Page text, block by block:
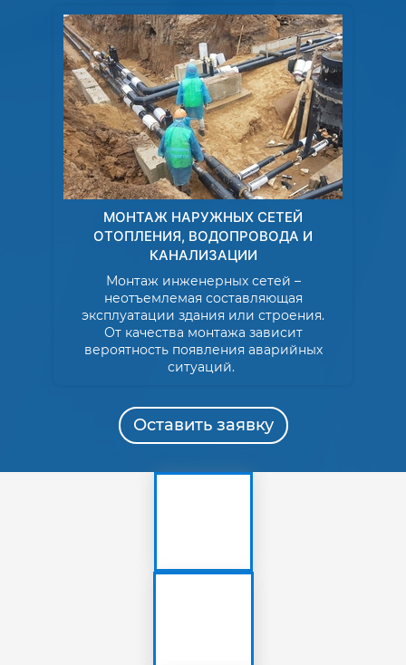
МОНТАЖ НАРУЖНЫХ СЕТЕЙ
ОТОПЛЕНИЯ, ВОДОПРОВОДА И
КАНАЛИЗАЦИИ
Монтаж инженерных сетей –
неотъемлемая составляющая
эксплуатации здания или строения.
От качества монтажа зависит
вероятность появления аварийных
ситуаций.
Оставить заявку